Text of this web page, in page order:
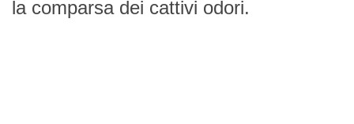
la comparsa dei cattivi odori.